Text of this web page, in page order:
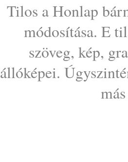
Tilos a Honlap
módosítása. E
szöveg, kép,
állóképei.